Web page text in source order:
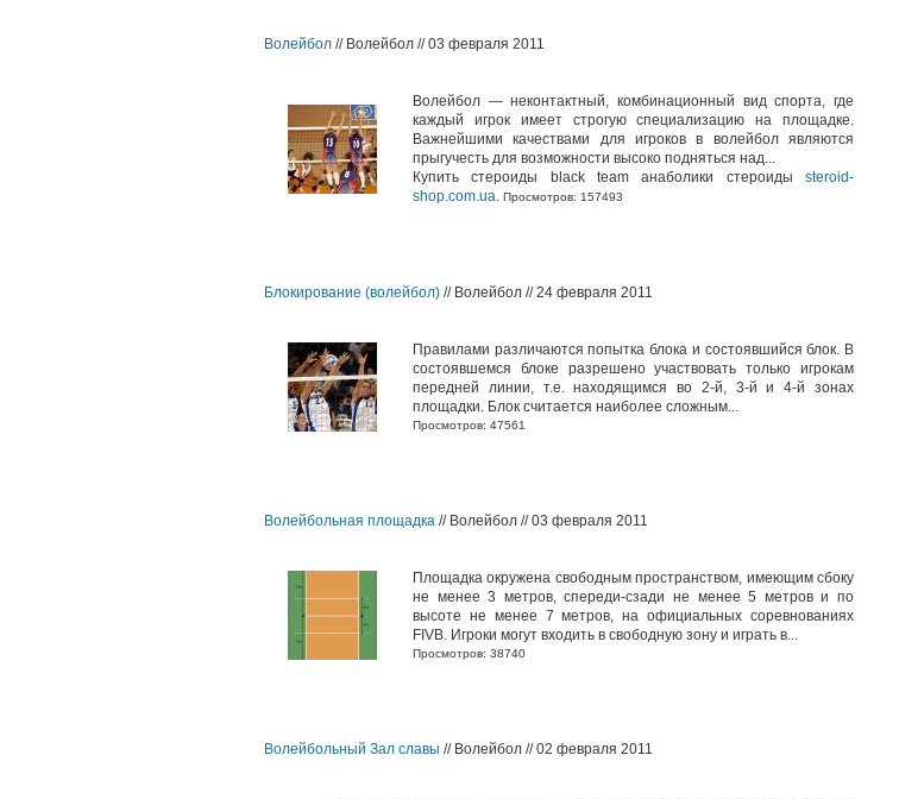
Волейбол // Волейбол // 03 февраля 2011
Волейбол — неконтактный, комбинационный вид спорта, где
каждый игрок имеет строгую специализацию на площадке.
Важнейшими качествами для игроков в волейбол являются
прыгучесть для возможности высоко подняться над...
Купить стероиды black team анаболики стероиды steroid-
shop.com.ua. Просмотров: 157493
Блокирование (волейбол) // Волейбол // 24 февраля 2011
Правилами различаются попытка блока и состоявшийся блок. В
состоявшемся блоке разрешено участвовать только игрокам
передней линии, т.е. находящимся во 2-й, 3-й и 4-й зонах
площадки. Блок считается наиболее сложным...
Просмотров: 47561
Волейбольная площадка // Волейбол // 03 февраля 2011
Площадка окружена свободным пространством, имеющим сбоку
не менее 3 метров, спереди-сзади не менее 5 метров и по
высоте не менее 7 метров, на официальных соревнованиях
FIVB. Игроки могут входить в свободную зону и играть в...
Просмотров: 38740
Волейбольный Зал славы // Волейбол // 02 февраля 2011